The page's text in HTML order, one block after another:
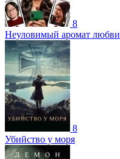
8
Неуловимый аромат любви
8
Убийство у моря